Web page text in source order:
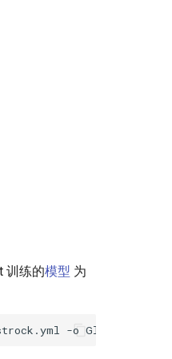
训练的模型 为
-o